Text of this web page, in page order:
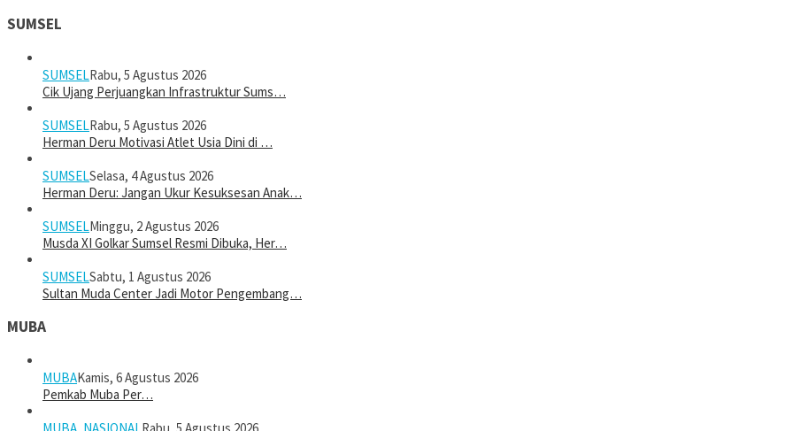
SUMSEL
SUMSELRabu, 5 Agustus 2026
Cik Ujang Perjuangkan Infrastruktur Sums…
SUMSELRabu, 5 Agustus 2026
Herman Deru Motivasi Atlet Usia Dini di …
SUMSELSelasa, 4 Agustus 2026
Herman Deru: Jangan Ukur Kesuksesan Anak…
SUMSELMinggu, 2 Agustus 2026
Musda XI Golkar Sumsel Resmi Dibuka, Her…
SUMSELSabtu, 1 Agustus 2026
Sultan Muda Center Jadi Motor Pengembang…
MUBA
MUBAKamis, 6 Agustus 2026
Pemkab Muba Per…
MUBA, NASIONALRabu, 5 Agustus 2026